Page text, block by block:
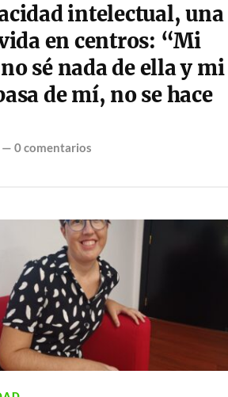
intelectual, una
en centros: “Mi
sé nada de ella y mi
de mí, no se hace
0 comentarios